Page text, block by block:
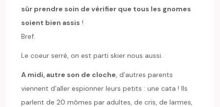
sûr prendre soin de vérifier que tous les gnomes
soient bien assis !
Bref.
Le coeur serré, on est parti skier nous aussi.
A midi, autre son de cloche, d’autres parents
viennent d’aller espionner leurs petits : une cata ! Ils
parlent de 20 mômes par adultes, de cris, de larmes,